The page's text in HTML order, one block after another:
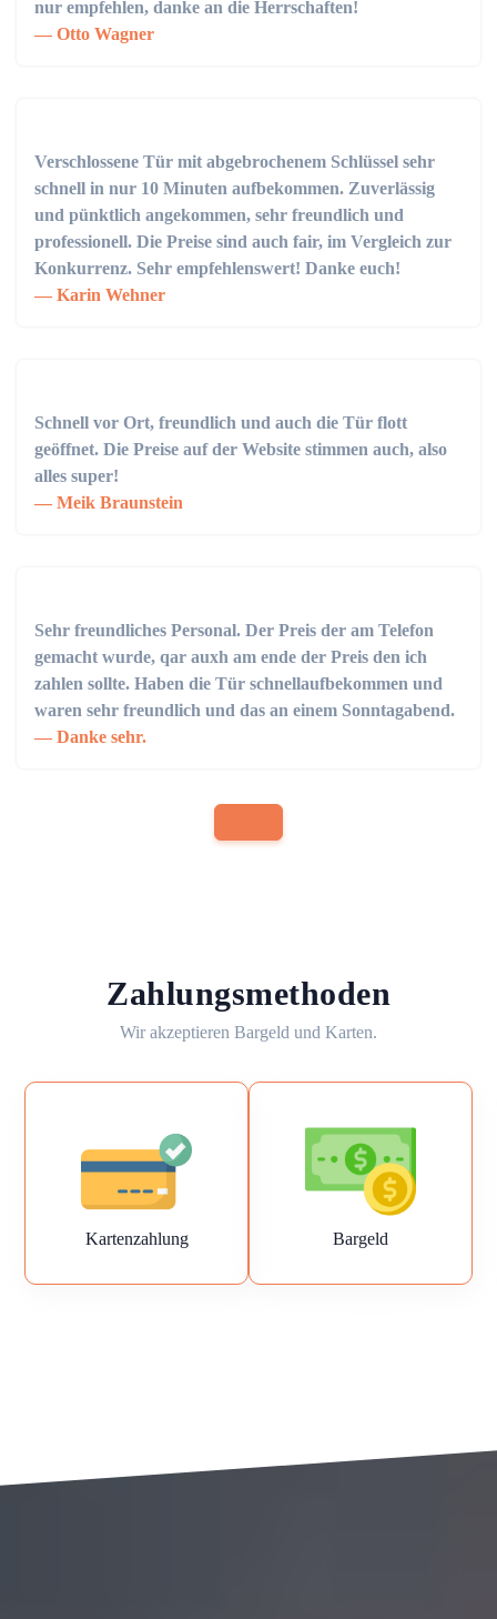
nur empfehlen, danke an die Herrschaften!
Otto Wagner
Verschlossene Tür mit abgebrochenem Schlüssel sehr
schnell in nur 10 Minuten aufbekommen. Zuverlässig
und pünktlich angekommen, sehr freundlich und
professionell. Die Preise sind auch fair, im Vergleich zur
Konkurrenz. Sehr empfehlenswert! Danke euch!
Karin Wehner
Schnell vor Ort, freundlich und auch die Tür flott
geöffnet. Die Preise auf der Website stimmen auch, also
alles super!
Meik Braunstein
Sehr freundliches Personal. Der Preis der am Telefon
gemacht wurde, qar auxh am ende der Preis den ich
zahlen sollte. Haben die Tür schnellaufbekommen und
waren sehr freundlich und das an einem Sonntagabend.
Danke sehr.
Zahlungsmethoden
Wir akzeptieren Bargeld und Karten.
Kartenzahlung Bargeld